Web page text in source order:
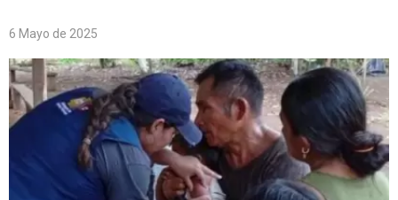
6 Mayo de 2025